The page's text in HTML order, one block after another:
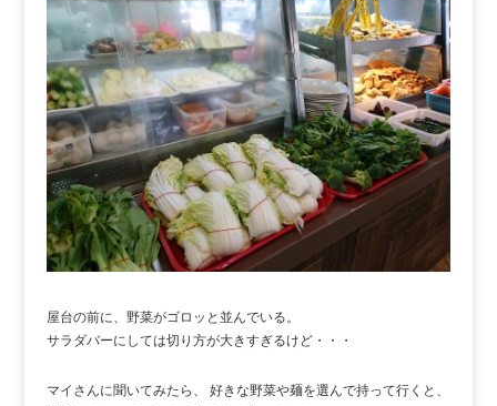
屋台の前に、野菜がゴロッと並んでいる。
サラダバーにしては切り方が大きすぎるけど・・・
マイさんに聞いてみたら、 好きな野菜や麺を選んで持って行くと、